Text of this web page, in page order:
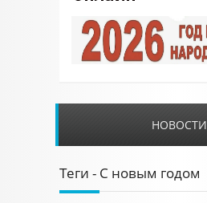
НОВОСТИ
Теги - С новым годом